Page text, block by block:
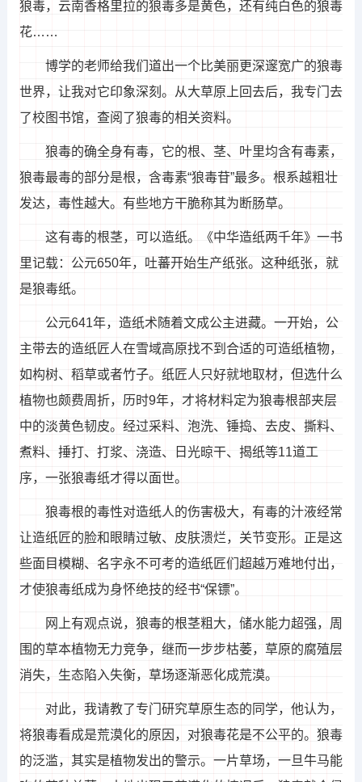
狼毒，云南香格里拉的狼毒多是黄色，还有纯白色的狼毒
花……
博学的老师给我们道出一个比美丽更深邃宽广的狼毒
世界，让我对它印象深刻。从大草原上回去后，我专门去
了校图书馆，查阅了狼毒的相关资料。
狼毒的确全身有毒，它的根、茎、叶里均含有毒素，
狼毒最毒的部分是根，含毒素“狼毒苷”最多。根系越粗壮
发达，毒性越大。有些地方干脆称其为断肠草。
这有毒的根茎，可以造纸。《中华造纸两千年》一书
里记载：公元650年，吐蕃开始生产纸张。这种纸张，就
是狼毒纸。
公元641年，造纸术随着文成公主进藏。一开始，公
主带去的造纸匠人在雪域高原找不到合适的可造纸植物，
如构树、稻草或者竹子。纸匠人只好就地取材，但选什么
植物也颇费周折，历时9年，才将材料定为狼毒根部夹层
中的淡黄色韧皮。经过采料、泡洗、锤捣、去皮、撕料、
煮料、捶打、打浆、浇造、日光晾干、揭纸等11道工
序，一张狼毒纸才得以面世。
狼毒根的毒性对造纸人的伤害极大，有毒的汁液经常
让造纸匠的脸和眼睛过敏、皮肤溃烂，关节变形。正是这
些面目模糊、名字永不可考的造纸匠们超越万难地付出，
才使狼毒纸成为身怀绝技的经书“保镖”。
网上有观点说，狼毒的根茎粗大，储水能力超强，周
围的草本植物无力竞争，继而一步步枯萎，草原的腐殖层
消失，生态陷入失衡，草场逐渐恶化成荒漠。
对此，我请教了专门研究草原生态的同学，他认为，
将狼毒看成是荒漠化的原因，对狼毒花是不公平的。狼毒
的泛滥，其实是植物发出的警示。一片草场，一旦牛马能